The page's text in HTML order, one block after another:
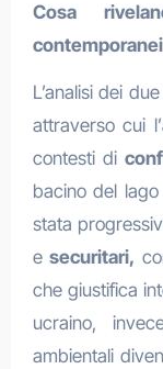
Cosa
contemporanei
L’analisi dei
attraverso cui l’
contesti di
bacino del
stata
esecuritari,
che giustifica
ucraino,
ambientali